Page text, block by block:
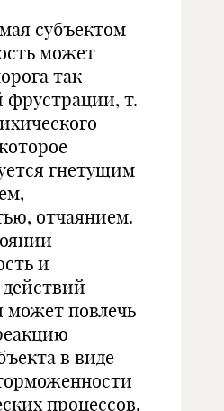
субъектом
может
так
фрустрации, т.
гнетущим
отчаянием.
и
может повлечь
в виде
процессов,